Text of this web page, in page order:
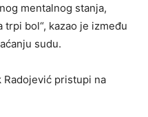
mentalnog stanja,
bol“, kazao je između
sudu.
Radojević pristupi na